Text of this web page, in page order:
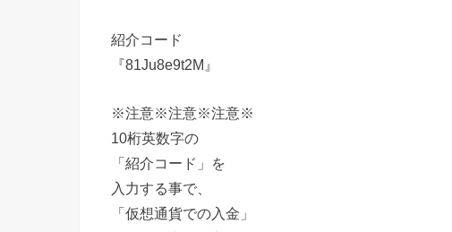
紹介コード
『81Ju8e9t2M』
※注意※注意※注意※
10桁英数字の
「紹介コード」を
入力する事で、
「仮想通貨での入金」